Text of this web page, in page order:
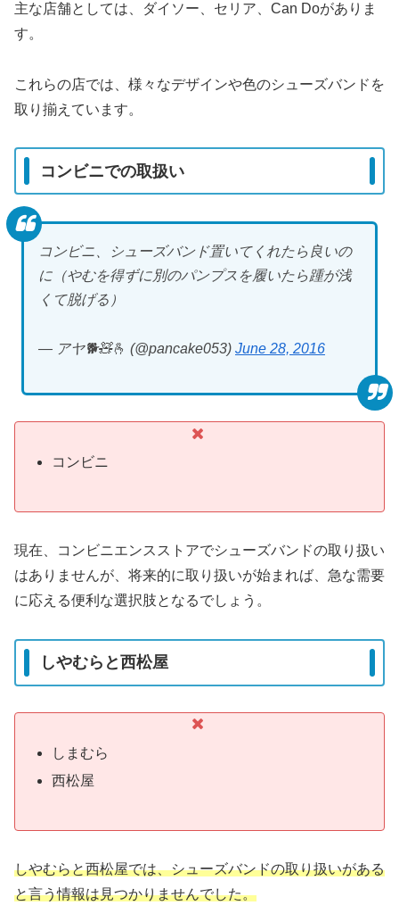
主な店舗としては、ダイソー、セリア、Can Doがありま
す。
これらの店では、様々なデザインや色のシューズバンドを
取り揃えています。
コンビニでの取扱い
コンビニ、シューズバンド置いてくれたら良いの
に（やむを得ずに別のパンプスを履いたら踵が浅
くて脱げる）
— アヤ🐕🧸🫰 (@pancake053) June 28, 2016
コンビニ
現在、コンビニエンスストアでシューズバンドの取り扱い
はありませんが、将来的に取り扱いが始まれば、急な需要
に応える便利な選択肢となるでしょう。
しやむらと西松屋
しまむら
西松屋
しやむらと西松屋では、シューズバンドの取り扱いがある
と言う情報は見つかりませんでした。